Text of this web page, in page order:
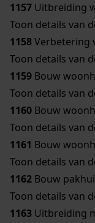
1157 Uitbreiding
Toon details van
1158Verbetering
Toon details van
1159 Bouw
Toon details van
1160 Bouw
Toon details van
1161 Bouw
Toon details van
1162 Bouw
Toon details van
1163 Uitbreiding